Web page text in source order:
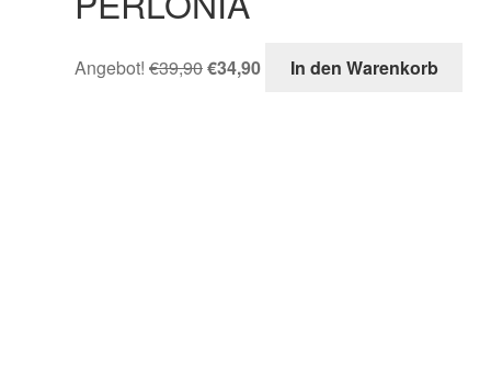
Angebot! €39,90€34,90 In den Warenkorb